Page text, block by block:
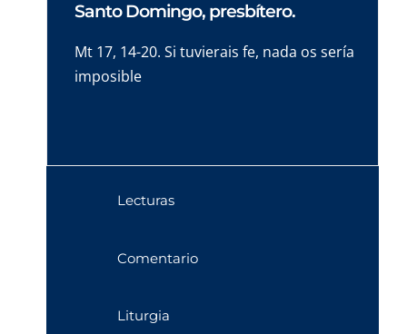
Santo Domingo, presbítero.
Mt 17, 14-20. Si tuvierais fe, nada os sería
imposible
Lecturas
Comentario
Liturgia